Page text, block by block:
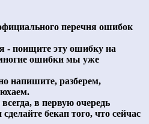
перечня ошибок
- поищите эту ошибку на
ошибки мы уже
напишите, разберем,
в первую очередь
бекап того, что сейчас